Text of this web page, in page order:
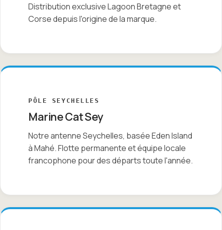
Distribution exclusive Lagoon Bretagne et
Corse depuis l'origine de la marque.
PÔLE SEYCHELLES
Marine Cat Sey
Notre antenne Seychelles, basée Eden Island
à Mahé. Flotte permanente et équipe locale
francophone pour des départs toute l'année.